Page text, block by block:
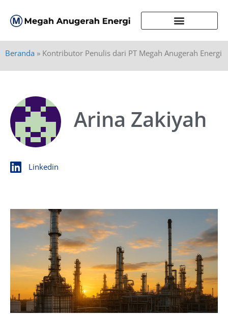
Beranda » Kontributor Penulis dari PT Megah Anugerah Energi
Arina Zakiyah
Linkedin